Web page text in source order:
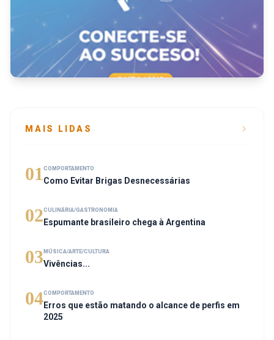
MAIS LIDAS
01 COMPORTAMENTO
Como Evitar Brigas Desnecessárias
02CULINÁRIA/GASTRONOMIA
Espumante brasileiro chega à Argentina
03 MÚSICA/ARTE/CULTURA
Vivências...
04COMPORTAMENTO
Erros que estão matando o alcance de perfis em
2025